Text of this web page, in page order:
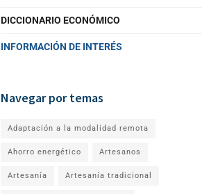
DICCIONARIO ECONÓMICO
INFORMACIÓN DE INTERÉS
Navegar por temas
Adaptación a la modalidad remota
Ahorro energético Artesanos
Artesanía Artesanía tradicional